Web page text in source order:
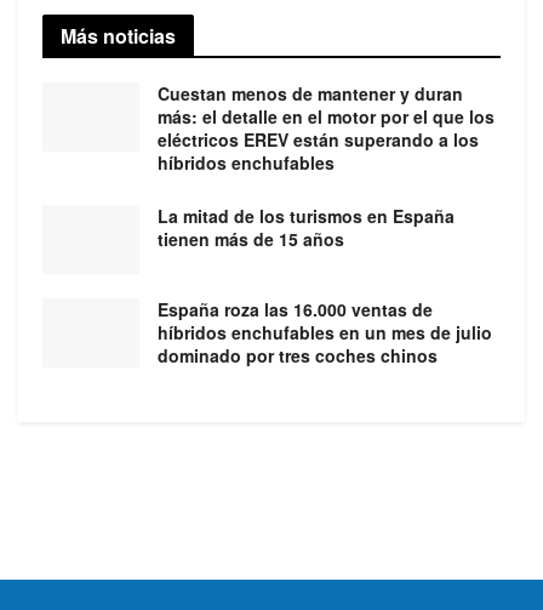
Más noticias
Cuestan menos de mantener y duran
más: el detalle en el motor por el que los
eléctricos EREV están superando a los
híbridos enchufables
La mitad de los turismos en España
tienen más de 15 años
España roza las 16.000 ventas de
híbridos enchufables en un mes de julio
dominado por tres coches chinos